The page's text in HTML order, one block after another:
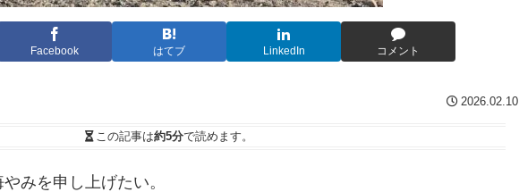
Facebook はてブ LinkedIn コメント
2026.02.10
この記事は約5分で読めます。
みを申し上げたい。